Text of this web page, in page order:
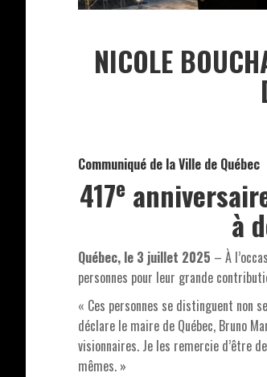
NICOLE
Communiqué de la Ville de Québec
417e
à
Québec, le 3 juillet 2025 – À
personnes pour leur grande
« Ces personnes se distinguent non
déclare le maire de Québec, Bruno
visionnaires. Je les remercie d’être
mêmes. »